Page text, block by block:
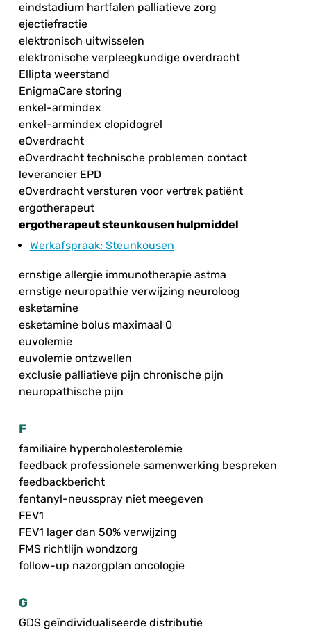
eindstadium hartfalen palliatieve zorg
ejectiefractie
elektronisch uitwisselen
elektronische verpleegkundige overdracht
Ellipta weerstand
EnigmaCare storing
enkel-armindex
enkel-armindex clopidogrel
eOverdracht
eOverdracht technische problemen contact
leverancier EPD
eOverdracht versturen voor vertrek patiënt
ergotherapeut
ergotherapeut steunkousen hulpmiddel
Werkafspraak: Steunkousen
ernstige allergie immunotherapie astma
ernstige neuropathie verwijzing neuroloog
esketamine
esketamine bolus maximaal 0
euvolemie
euvolemie ontzwellen
exclusie palliatieve pijn chronische pijn
neuropathische pijn
F
familiaire hypercholesterolemie
feedback professionele samenwerking bespreken
feedbackbericht
fentanyl-neusspray niet meegeven
FEV1
FEV1 lager dan 50% verwijzing
FMS richtlijn wondzorg
follow-up nazorgplan oncologie
G
GDS geïndividualiseerde distributie